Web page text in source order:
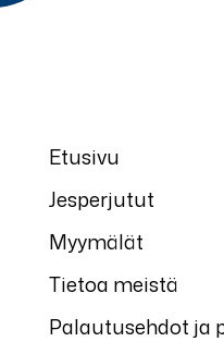
Etusivu
Jesperjutut
Myymälät
Tietoa meistä
Palautusehdot ja